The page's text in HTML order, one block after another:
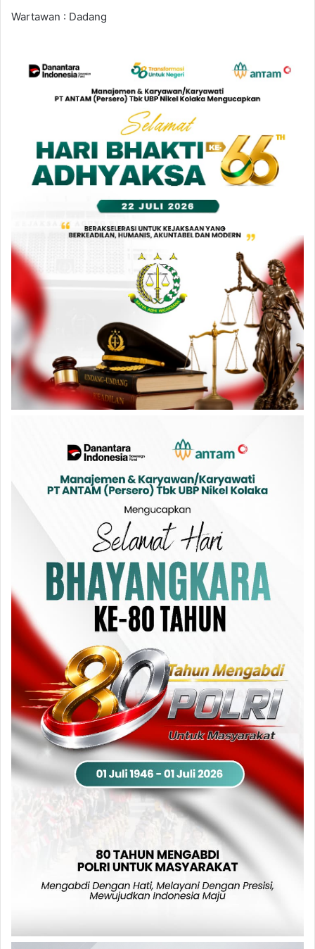
Wartawan : Dadang